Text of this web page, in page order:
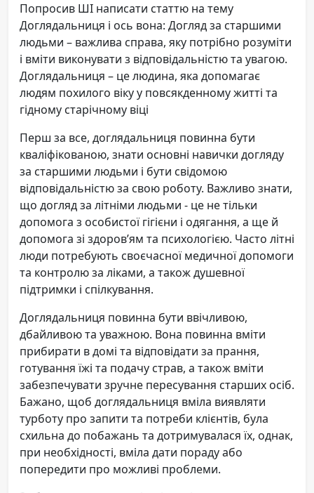
Попросив ШІ написати статтю на тему
Доглядальниця і ось вона: Догляд за старшими
людьми – важлива справа, яку потрібно розуміти
і вміти виконувати з відповідальністю та увагою.
Доглядальниця – це людина, яка допомагає
людям похилого віку у повсякденному житті та
гідному старічному віці
Перш за все, доглядальниця повинна бути
кваліфікованою, знати основні навички догляду
за старшими людьми і бути свідомою
відповідальністю за свою роботу. Важливо знати,
що догляд за літніми людьми - це не тільки
допомога з особистої гігієни і одягання, а ще й
допомога зі здоров’ям та психологією. Часто літні
люди потребують своєчасної медичної допомоги
та контролю за ліками, а також душевної
підтримки і спілкування.
Доглядальниця повинна бути ввічливою,
дбайливою та уважною. Вона повинна вміти
прибирати в домі та відповідати за прання,
готування їжі та подачу страв, а також вміти
забезпечувати зручне пересування старших осіб.
Бажано, щоб доглядальниця вміла виявляти
турботу про запити та потреби клієнтів, була
схильна до побажань та дотримувалася їх, однак,
при необхідності, вміла дати пораду або
попередити про можливі проблеми.